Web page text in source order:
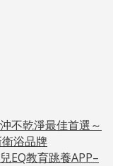
不乾淨最佳首選～
浴品牌
EQ教育跳養APP–